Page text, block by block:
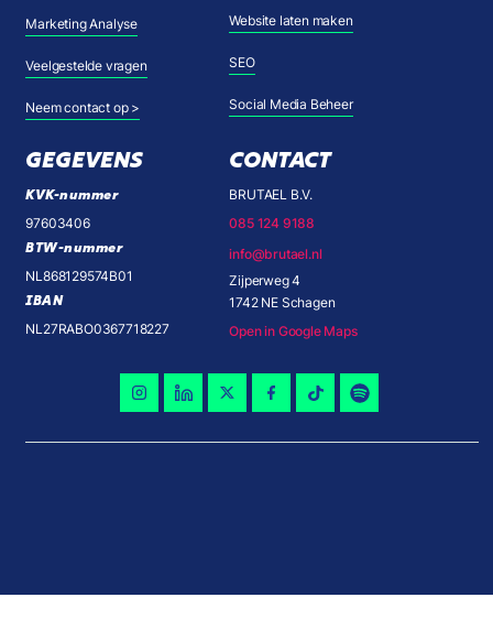
Marketing Analyse
Veelgestelde vragen
Neem contact op >
Website laten maken
SEO
Social Media Beheer
GEGEVENS
KVK-nummer
97603406
BTW-nummer
NL868129574B01
IBAN
NL27RABO0367718227
CONTACT
BRUTAEL B.V.
085 124 9188
info@brutael.nl
Zijperweg 4
1742 NE Schagen
Open in Google Maps